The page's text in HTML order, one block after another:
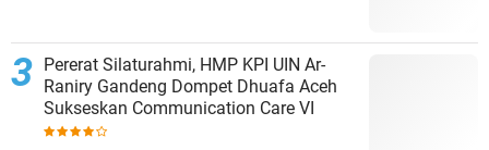
Pererat Silaturahmi, HMP KPI UIN Ar-
Raniry Gandeng Dompet Dhuafa Aceh
Sukseskan Communication Care VI